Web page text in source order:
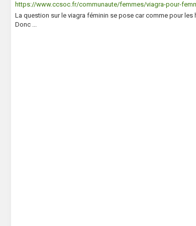
https://www.ccsoc.fr/communaute/femmes/viagra-pour-
La question sur le viagra féminin se pose car comme pour
Donc ...